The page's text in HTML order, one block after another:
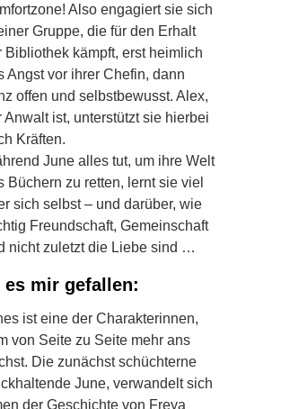
Also engagiert sie sich
Gruppe, die für den Erhalt
Bibliothek kämpft, erst heimlich
Angst vor ihrer Chefin, dann
offen und selbstbewusst. Alex,
Anwalt ist, unterstützt sie hierbei
Kräften.
June alles tut, um ihre Welt
Büchern zu retten, lernt sie viel
sich selbst – und darüber, wie
Freundschaft, Gemeinschaft
nicht zuletzt die Liebe sind …
es mir gefallen:
ist eine der Charakterinnen,
von Seite zu Seite mehr ans
Die zunächst schüchterne
June, verwandelt sich
der Geschichte von Freya